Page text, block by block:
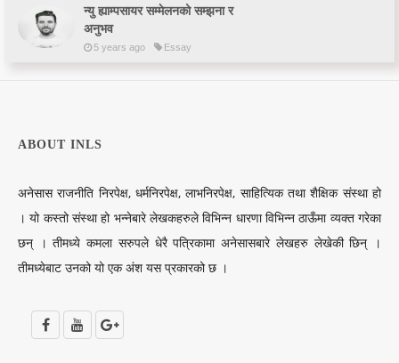
न्यु ह्याम्पसायर सम्मेलनको सम्झना र
अनुभव
5 years ago Essay
ABOUT INLS
अनेसास राजनीति निरपेक्ष, धर्मनिरपेक्ष, लाभनिरपेक्ष, साहित्यिक तथा शैक्षिक संस्था हो
। यो कस्तो संस्था हो भन्नेबारे लेखकहरुले विभिन्न धारणा विभिन्न ठाऊँमा व्यक्त गरेका
छन् । तीमध्ये कमला सरुपले धेरै पत्रिकामा अनेसासबारे लेखहरु लेखेकी छिन् ।
तीमध्येबाट उनको यो एक अंश यस प्रकारको छ ।